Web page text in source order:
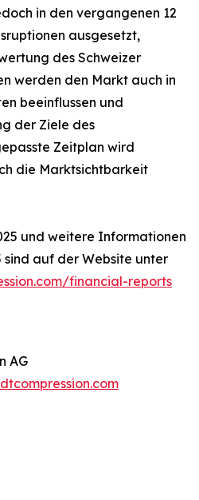
in den vergangenen 12
ausgesetzt,
des Schweizer
werden den Markt auch in
beeinflussen und
der Ziele des
Zeitplan wird
die Marktsichtbarkeit
und weitere Informationen
sind auf der Website unter
financial-reports
AG